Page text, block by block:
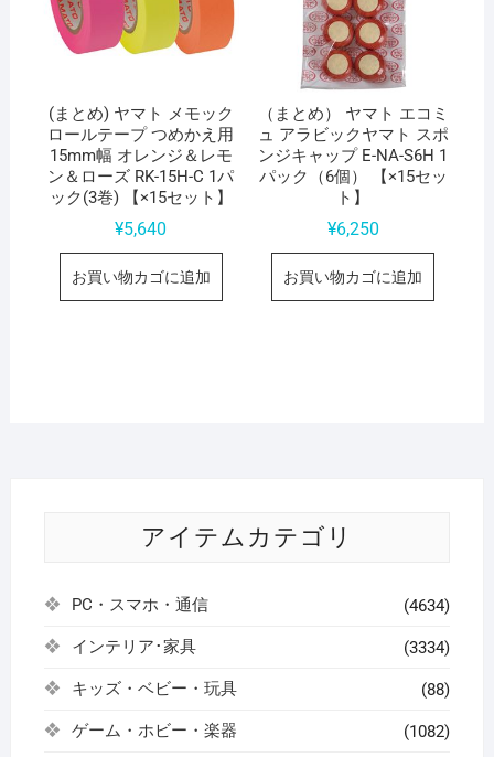
(まとめ) ヤマト メモック
ロールテープ つめかえ用
15mm幅 オレンジ＆レモ
ン＆ローズ RK-15H-C 1パ
ック(3巻) 【×15セット】
¥5,640
お買い物カゴに追加
（まとめ） ヤマト エコミ
ュ アラビックヤマト スポ
ンジキャップ E-NA-S6H 1
パック（6個） 【×15セッ
ト】
¥6,250
お買い物カゴに追加
アイテムカテゴリ
PC・スマホ・通信 (4634)
インテリア･家具 (3334)
キッズ・ベビー・玩具 (88)
ゲーム・ホビー・楽器 (1082)